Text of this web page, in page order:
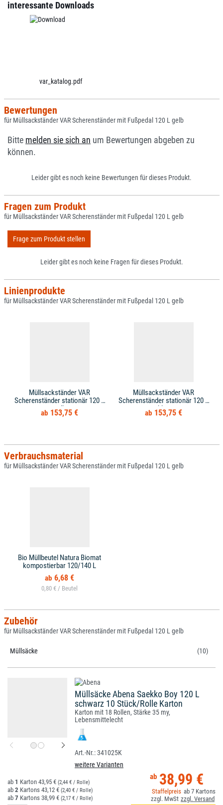
interessante Downloads
var_katalog.pdf
Bewertungen
für Müllsackständer VAR Scherenständer mit Fußpedal 120 L gelb
Bitte melden sie sich an um Bewertungen abgeben zu
können.
Leider gibt es noch keine Bewertungen für dieses Produkt.
Fragen zum Produkt
für Müllsackständer VAR Scherenständer mit Fußpedal 120 L gelb
Frage zum Produkt stellen
Leider gibt es noch keine Fragen für dieses Produkt.
Linienprodukte
für Müllsackständer VAR Scherenständer mit Fußpedal 120 L gelb
Müllsackständer VAR
Scherenständer stationär 120 L
gelb
153,75 €
Müllsackständer VAR
Scherenständer stationär 120 L
blau
153,75 €
Verbrauchsmaterial
für Müllsackständer VAR Scherenständer mit Fußpedal 120 L gelb
Bio Müllbeutel Natura Biomat
kompostierbar 120/140 L
6,68 €
0,80 € /
Zubehör
für Müllsackständer VAR Scherenständer mit Fußpedal 120 L gelb
Müllsäcke (10)
Müllsäcke Abena Saekko Boy 120 L
schwarz 10 Stück/Rolle Karton
Karton mit 18 Rollen, Stärke 35 my,
Lebensmittelecht
341025K
weitere Varianten
38,99 €
7
1 43,95 € (2,44 € / Rolle)
2 43,12 € (2,40 € / Rolle)
7 38,99 € (2,17 € / Rolle)